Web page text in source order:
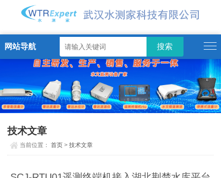
网站导航
技术文章
当前位置：首页 >技术文章